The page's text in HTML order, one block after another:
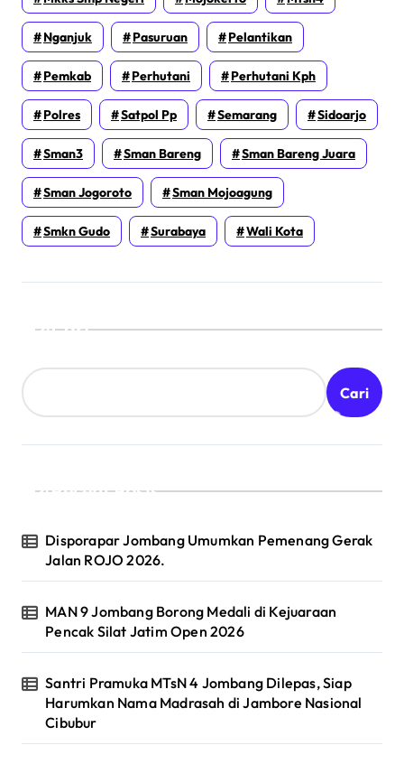
Nganjuk Pasuruan Pelantikan
Pemkab Perhutani Perhutani Kph
Polres Satpol Pp Semarang Sidoarjo
Sman3 Sman Bareng Sman Bareng Juara
Sman Jogoroto Sman Mojoagung
Smkn Gudo Surabaya Wali Kota
Cari
Cari
Recent Posts
Disporapar Jombang Umumkan Pemenang Gerak
Jalan ROJO 2026.
MAN 9 Jombang Borong Medali di Kejuaraan
Pencak Silat Jatim Open 2026
Santri Pramuka MTsN 4 Jombang Dilepas, Siap
Harumkan Nama Madrasah di Jambore Nasional
Cibubur